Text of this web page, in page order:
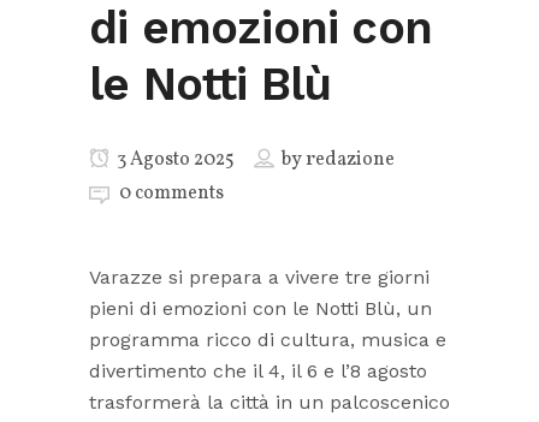
di emozioni con
le Notti Blù
3 Agosto 2025 byredazione
0 comments
Varazze si prepara a vivere tre giorni
pieni di emozioni con le Notti Blù, un
programma ricco di cultura, musica e
divertimento che il 4, il 6 e l’8 agosto
trasformerà la città in un palcoscenico